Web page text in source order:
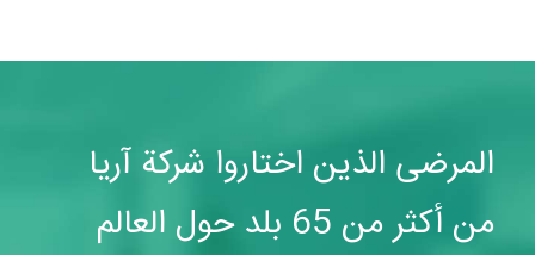
المرضى الذين اختاروا شركة آريا
من أكثر من 65 بلد حول العالم